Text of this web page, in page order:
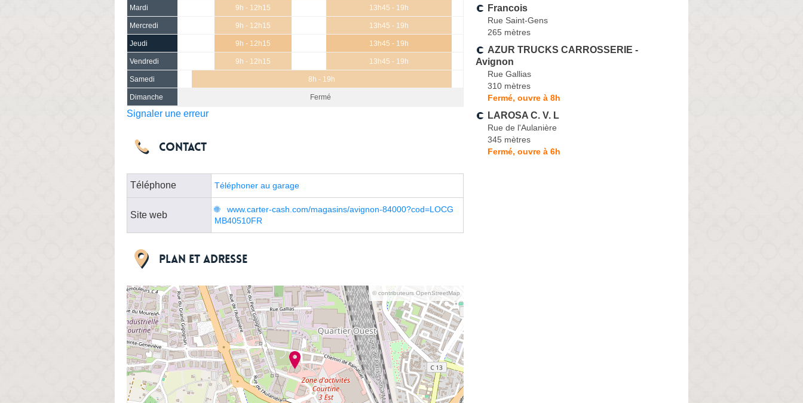
Mardi 9h - 12h15 13h45 - 19h
Mercredi 9h - 12h15 13h45 - 19h
Jeudi 9h - 12h15 13h45 - 19h
Vendredi 9h - 12h15 13h45 - 19h
Samedi 8h - 19h
Dimanche Fermé
Signaler une erreur
Contact
Téléphone Téléphoner au garage
Site web
www.carter-cash.com/magasins/avignon-84000?cod=LOCG
MB40510FR
Plan et adresse
© contributeurs OpenStreetMap
Francois
Rue Saint-Gens
265 mètres
AZUR TRUCKS CARROSSERIE -
Avignon
Rue Gallias
310 mètres
Fermé, ouvre à 8h
LAROSA C. V. L
Rue de l'Aulanière
345 mètres
Fermé, ouvre à 6h